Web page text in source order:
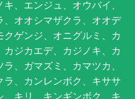
、エンジュ、オウバイ、
オオシマザクラ、オオデ
ゲンジ、オニグルミ、カ
ジカエデ、カジノキ、カ
、ガマズミ、カマツカ、
、カンレンボク、キササ
キリ、キンギンボク、キ